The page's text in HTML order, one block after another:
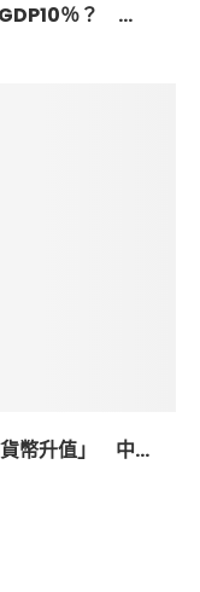
％？ ...
貨幣升值」 中...